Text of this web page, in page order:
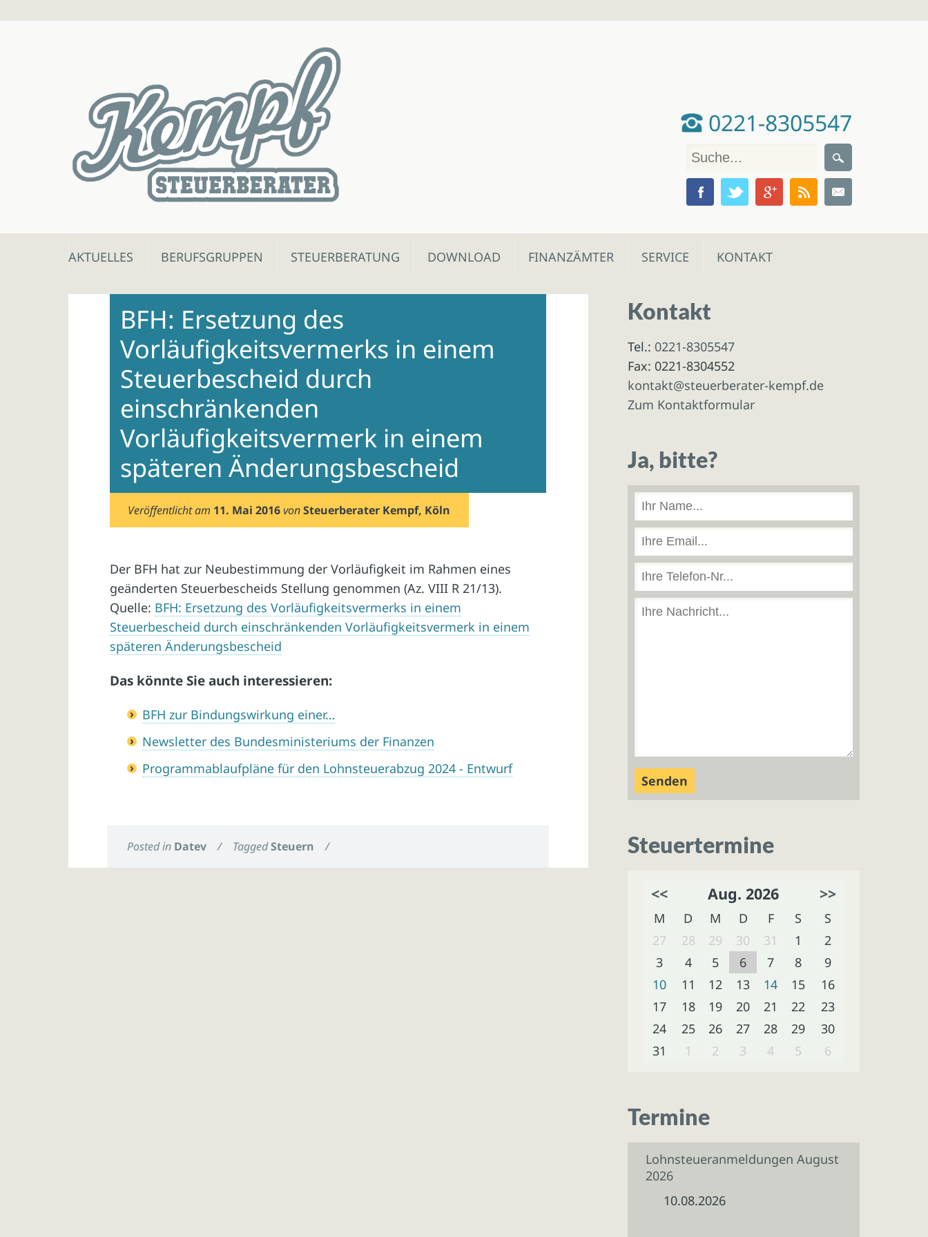
0221-8305547
Skip
AKTUELLES BERUFSGRUPPEN STEUERBERATUNG DOWNLOAD FINANZÄMTER SERVICE KONTAKT
BFH: Ersetzung des
Vorläufigkeitsvermerks in einem
Steuerbescheid durch
einschränkenden
Vorläufigkeitsvermerk in einem
späteren Änderungsbescheid
Veröffentlicht am 11. Mai 2016 vonSteuerberater Kempf, Köln
Der BFH hat zur Neubestimmung der Vorläufigkeit im Rahmen eines
geänderten Steuerbescheids Stellung genommen (Az. VIII R 21/13).
Quelle: BFH: Ersetzung des Vorläufigkeitsvermerks in einem
Steuerbescheid durch einschränkenden Vorläufigkeitsvermerk in einem
späteren Änderungsbescheid
Das könnte Sie auch interessieren:
BFH zur Bindungswirkung einer…
Newsletter des Bundesministeriums der Finanzen
Programmablaufpläne für den Lohnsteuerabzug 2024 - Entwurf
Posted in Datev / TaggedSteuern /
Kontakt
Tel.: 0221-8305547
Fax: 0221-8304552
kontakt@steuerberater-kempf.de
Zum Kontaktformular
Ja, bitte?
Steuertermine
<< Aug. 2026 >>
M D M D F S
S
27
28 29 30 31 1
2
3
4 5 6 7 8
9
10
11 12 13 14 15
16
17
18 19 20 21 22
23
24
25 26 27 28 29
30
31
1 2 3 4 5 6
Termine
Lohnsteueranmeldungen August
2026
10.08.2026